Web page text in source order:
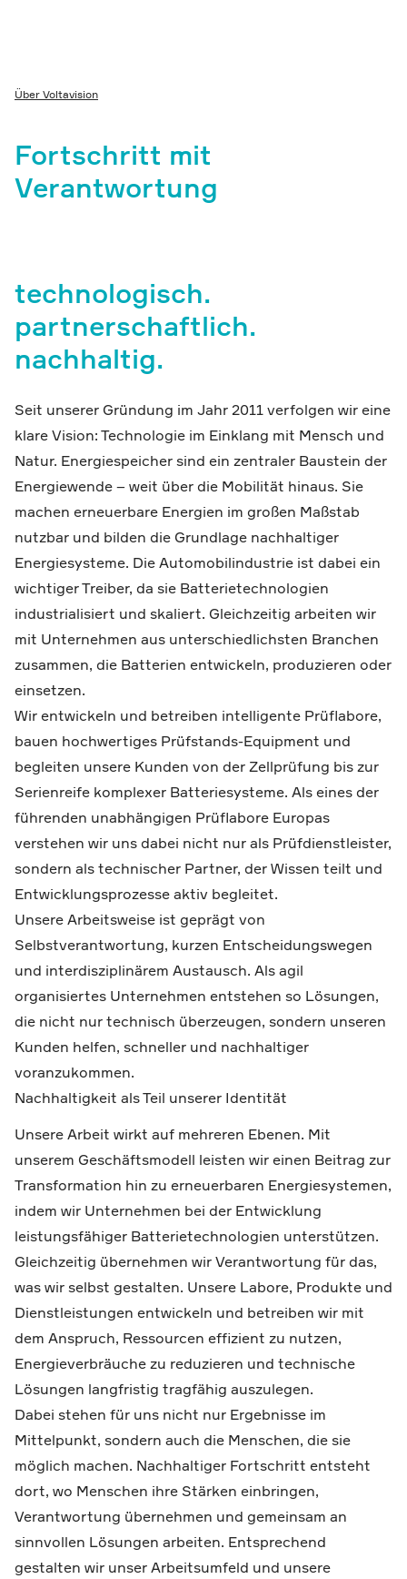
Über Voltavision
Fortschritt mit
Verantwortung
technologisch.
partnerschaftlich.
nachhaltig.
Seit unserer Gründung im Jahr 2011 verfolgen wir eine
klare Vision: Technologie im Einklang mit Mensch und
Natur. Energiespeicher sind ein zentraler Baustein der
Energiewende – weit über die Mobilität hinaus. Sie
machen erneuerbare Energien im großen Maßstab
nutzbar und bilden die Grundlage nachhaltiger
Energiesysteme. Die Automobilindustrie ist dabei ein
wichtiger Treiber, da sie Batterietechnologien
industrialisiert und skaliert. Gleichzeitig arbeiten wir
mit Unternehmen aus unterschiedlichsten Branchen
zusammen, die Batterien entwickeln, produzieren oder
einsetzen.
Wir entwickeln und betreiben intelligente Prüflabore,
bauen hochwertiges Prüfstands-Equipment und
begleiten unsere Kunden von der Zellprüfung bis zur
Serienreife komplexer Batteriesysteme. Als eines der
führenden unabhängigen Prüflabore Europas
verstehen wir uns dabei nicht nur als Prüfdienstleister,
sondern als technischer Partner, der Wissen teilt und
Entwicklungsprozesse aktiv begleitet.
Unsere Arbeitsweise ist geprägt von
Selbstverantwortung, kurzen Entscheidungswegen
und interdisziplinärem Austausch. Als agil
organisiertes Unternehmen entstehen so Lösungen,
die nicht nur technisch überzeugen, sondern unseren
Kunden helfen, schneller und nachhaltiger
voranzukommen.
Nachhaltigkeit als Teil unserer Identität
Unsere Arbeit wirkt auf mehreren Ebenen. Mit
unserem Geschäftsmodell leisten wir einen Beitrag zur
Transformation hin zu erneuerbaren Energiesystemen,
indem wir Unternehmen bei der Entwicklung
leistungsfähiger Batterietechnologien unterstützen.
Gleichzeitig übernehmen wir Verantwortung für das,
was wir selbst gestalten. Unsere Labore, Produkte und
Dienstleistungen entwickeln und betreiben wir mit
dem Anspruch, Ressourcen effizient zu nutzen,
Energieverbräuche zu reduzieren und technische
Lösungen langfristig tragfähig auszulegen.
Dabei stehen für uns nicht nur Ergebnisse im
Mittelpunkt, sondern auch die Menschen, die sie
möglich machen. Nachhaltiger Fortschritt entsteht
dort, wo Menschen ihre Stärken einbringen,
Verantwortung übernehmen und gemeinsam an
sinnvollen Lösungen arbeiten. Entsprechend
gestalten wir unser Arbeitsumfeld und unsere